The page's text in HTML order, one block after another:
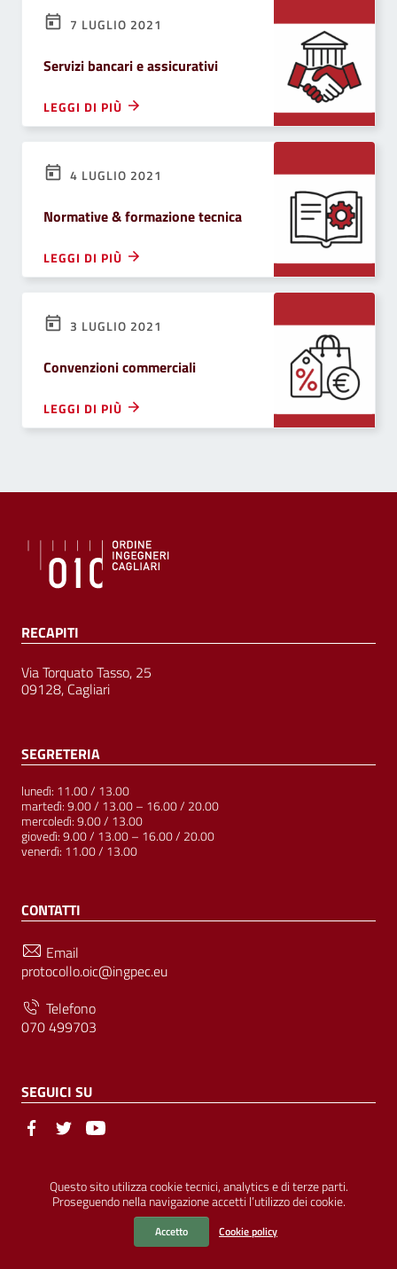
Questo sito utilizza cookie tecnici, analytics e di terze parti.
Proseguendo nella navigazione accetti l’utilizzo dei cookie.
Accetto Cookie policy
7 LUGLIO 2021
Servizi bancari e assicurativi
LEGGI DI PIÙ
4 LUGLIO 2021
Normative & formazione tecnica
LEGGI DI PIÙ
3 LUGLIO 2021
Convenzioni commerciali
LEGGI DI PIÙ
RECAPITI
Via Torquato Tasso, 25
09128, Cagliari
SEGRETERIA
lunedì: 11.00 / 13.00
martedì: 9.00 / 13.00 – 16.00 / 20.00
mercoledì: 9.00 / 13.00
giovedì: 9.00 / 13.00 – 16.00 / 20.00
venerdì: 11.00 / 13.00
CONTATTI
Email
protocollo.oic@ingpec.eu
Telefono
070 499703
SEGUICI SU
Sezione Link Utili
© Ordine degli Ingegneri della Provincia di Cagliari | P.IVA
00458800927 |Amministrazione Trasparente | Pubblicità Legale
Accessibilità